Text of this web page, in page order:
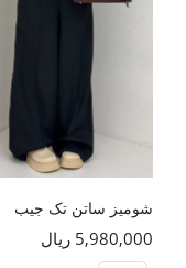
شومیز ساتن تک جیب
5,980,000 ریال